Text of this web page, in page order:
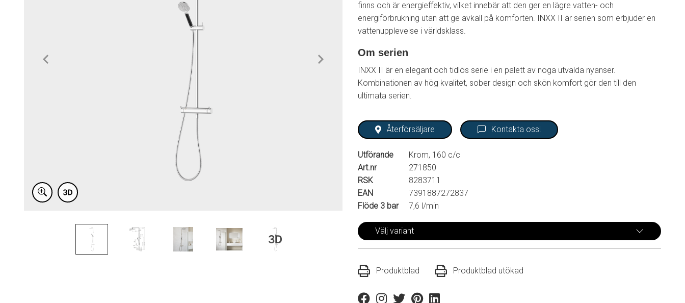
finns och är energieffektiv, vilket innebär att den ger en lägre vatten- och
energiförbrukning utan att ge avkall på komforten. INXX II är serien som erbjuder en
vattenupplevelse i världsklass.
Om serien
INXX II är en elegant och tidlös serie i en palett av noga utvalda nyanser.
Kombinationen av hög kvalitet, sober design och skön komfort gör den till den
ultimata serien.
Återförsäljare Kontakta oss!
Utförande
Krom, 160 c/c
Art.nr
271850
RSK
8283711
EAN
7391887272837
Flöde 3 bar
7,6 l/min
Välj variant
Produktblad Produktblad utökad